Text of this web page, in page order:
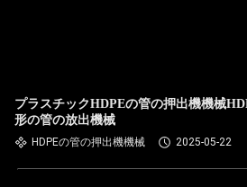
プラスチックHDPEの管の押出機機械
形の管の放出機械
HDPEの管の押出機機械 2025-05-22